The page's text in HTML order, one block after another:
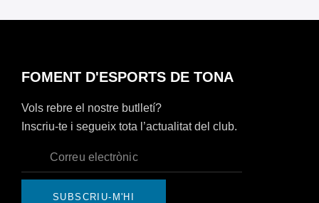
FOMENT D'ESPORTS DE TONA
Vols rebre el nostre butlletí?
Inscriu-te i segueix tota l’actualitat del club.
SUBSCRIU-M'HI